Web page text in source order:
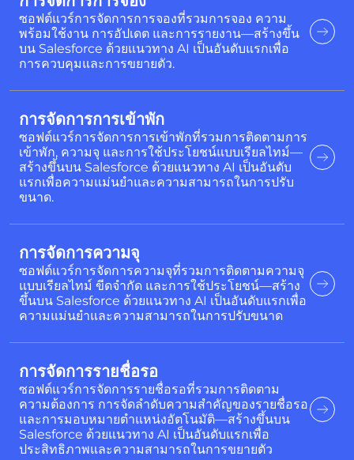
ซอฟต์แวร์การจัดการการจองที่รวมการจอง ความ
พร้อมใช้งาน การอัปเดต และการรายงาน—สร้างขึ้น
บน Salesforce ด้วยแนวทาง AI เป็นอันดับแรกเพื่อ
การควบคุมและการขยายตัว.
การจัดการการเข้าพัก
ซอฟต์แวร์การจัดการการเข้าพักที่รวมการติดตามการ
เข้าพัก, ความจุ และการใช้ประโยชน์แบบเรียลไทม์—
สร้างขึ้นบน Salesforce ด้วยแนวทาง AI เป็นอันดับ
แรกเพื่อความแม่นยำและความสามารถในการปรับ
ขนาด.
การจัดการความจุ
ซอฟต์แวร์การจัดการความจุที่รวมการติดตามความจุ
แบบเรียลไทม์ ขีดจำกัด และการใช้ประโยชน์—สร้าง
ขึ้นบน Salesforce ด้วยแนวทาง AI เป็นอันดับแรกเพื่อ
ความแม่นยำและความสามารถในการปรับขนาด
การจัดการรายชื่อรอ
ซอฟต์แวร์การจัดการรายชื่อรอที่รวมการติดตาม
ความต้องการ การจัดลำดับความสำคัญของรายชื่อรอ
และการมอบหมายตำแหน่งอัตโนมัติ—สร้างขึ้นบน
Salesforce ด้วยแนวทาง AI เป็นอันดับแรกเพื่อ
ประสิทธิภาพและความสามารถในการขยายตัว